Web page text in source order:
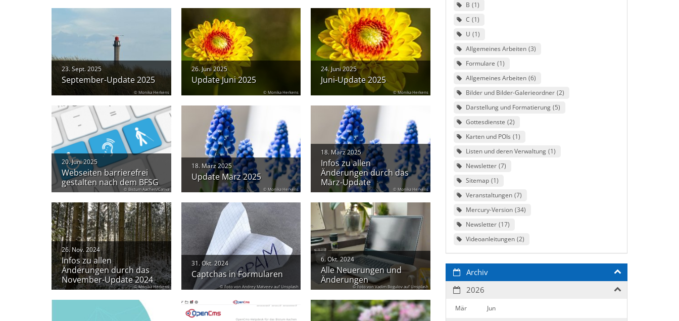
23. Sept. 2025
September-Update 2025
© Monika Herkens
26. Juni 2025
Update Juni 2025
© Monika Herkens
24. Juni 2025
Juni-Update 2025
© Monika Herkens
20. Juni 2025
Webseiten barrierefrei
gestalten nach dem BFSG
© Bistum Aachen/Canva
18. März 2025
Update März 2025
© Monika Herkens
18. März 2025
Infos zu allen
Änderungen durch das
März-Update
© Monika Herkens
26. Nov. 2024
Infos zu allen
Änderungen durch das
November-Update 2024
© Monika Herkens
31. Okt. 2024
Captchas in Formularen
© Foto von Andrey Matveev auf Unsplash
6. Okt. 2024
Alle Neuerungen und
Änderungen
© Foto von Vadim Bogulov auf Unsplash
B 1
C 1
U 1
Allgemeines Arbeiten 3
Formulare 1
Allgemeines Arbeiten 6
Bilder und Bilder-Galerieordner 2
Darstellung und Formatierung 5
Gottesdienste 2
Karten und POIs 1
Listen und deren Verwaltung 1
Newsletter 7
Sitemap 1
Veranstaltungen 7
Mercury-Version 34
Newsletter 17
Videoanleitungen 2
Archiv
2026
Mär Jun